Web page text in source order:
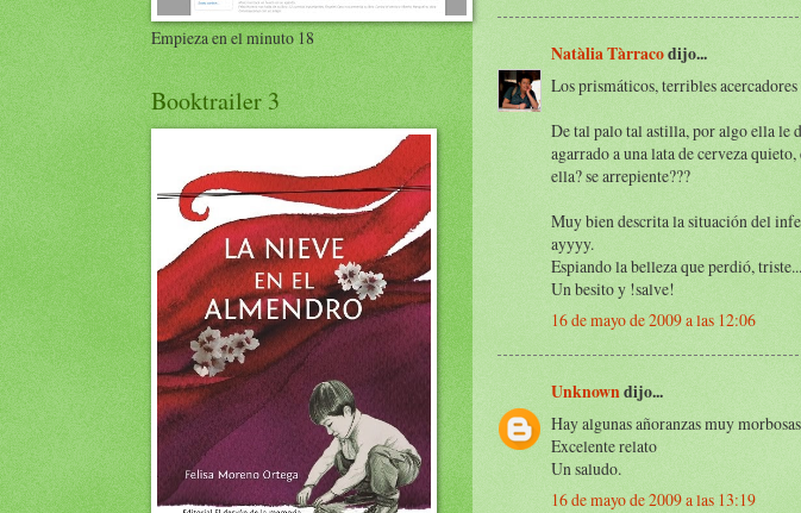
Natàlia Tàrracodijo...
Los prismáticos, terribles
De tal palo tal astilla, por algo ella le
agarrado a una lata de cerveza
ella? se arrepiente???
Muy bien descrita la situación del
ayyyy.
Espiando la belleza que perdió,
Un besito y !salve!
16 de mayo de 2009 a las 12:06
Unknowndijo...
Hay algunas añoranzas muy
Excelente relato
Un saludo.
16 de mayo de 2009 a las 13:19
Empieza en el minuto 18
Booktrailer 3